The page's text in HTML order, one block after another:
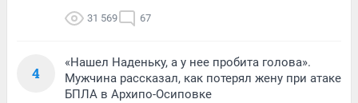
31 569 67
4
«Нашел Наденьку, а у нее пробита голова».
Мужчина рассказал, как потерял жену при атаке
БПЛА в Архипо-Осиповке